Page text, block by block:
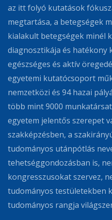
az itt folyó kutatások
megtartása, a betegségek
kialakult betegségek minél
diagnosztikája és hatékony
egészséges és aktív
egyetemi kutatócsoport
nemzetközi és 94 hazai
több mint 9000
egyetem jelentős szerepet
szakképzésben, a
tudományos utánpótlás
tehetséggondozásban is,
kongresszusokat szervez,
tudományos testületekben
tudományos rangja